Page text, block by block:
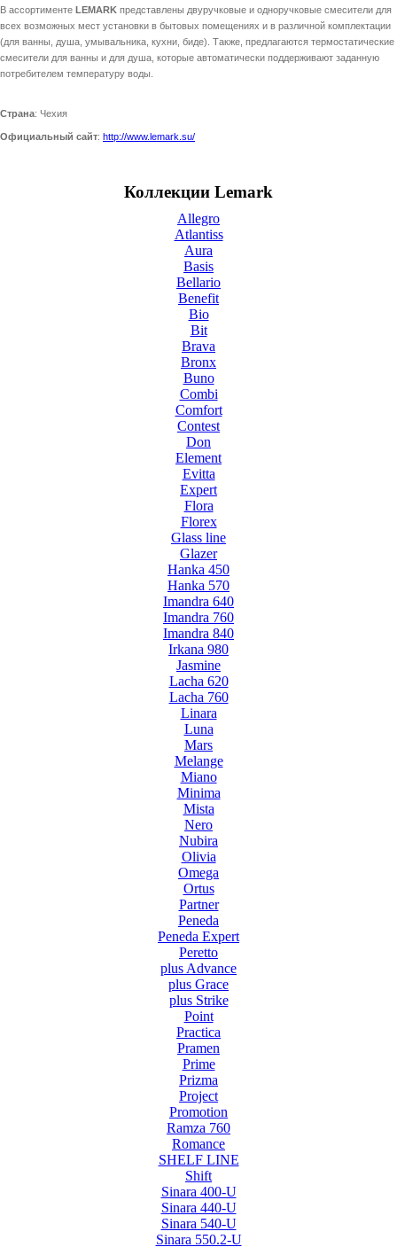
В ассортименте LEMARK представлены двуручковые и одноручковые смесители для
всех возможных мест установки в бытовых помещениях и в различной комплектации
(для ванны, душа, умывальника, кухни, биде). Также, предлагаются термостатические
смесители для ванны и для душа, которые автоматически поддерживают заданную
потребителем температуру воды.
Страна: Чехия
Официальный сайт: http://www.lemark.su/
Коллекции Lemark
Allegro
Atlantiss
Aura
Basis
Bellario
Benefit
Bio
Bit
Brava
Bronx
Buno
Combi
Comfort
Contest
Don
Element
Evitta
Expert
Flora
Florex
Glass line
Glazer
Hanka 450
Hanka 570
Imandra 640
Imandra 760
Imandra 840
Irkana 980
Jasmine
Lacha 620
Lacha 760
Linara
Luna
Mars
Melange
Miano
Minima
Mista
Nero
Nubira
Olivia
Omega
Ortus
Partner
Peneda
Peneda Expert
Peretto
plus Advance
plus Grace
plus Strike
Point
Practica
Pramen
Prime
Prizma
Project
Promotion
Ramza 760
Romance
SHELF LINE
Shift
Sinara 400-U
Sinara 440-U
Sinara 540-U
Sinara 550.2-U